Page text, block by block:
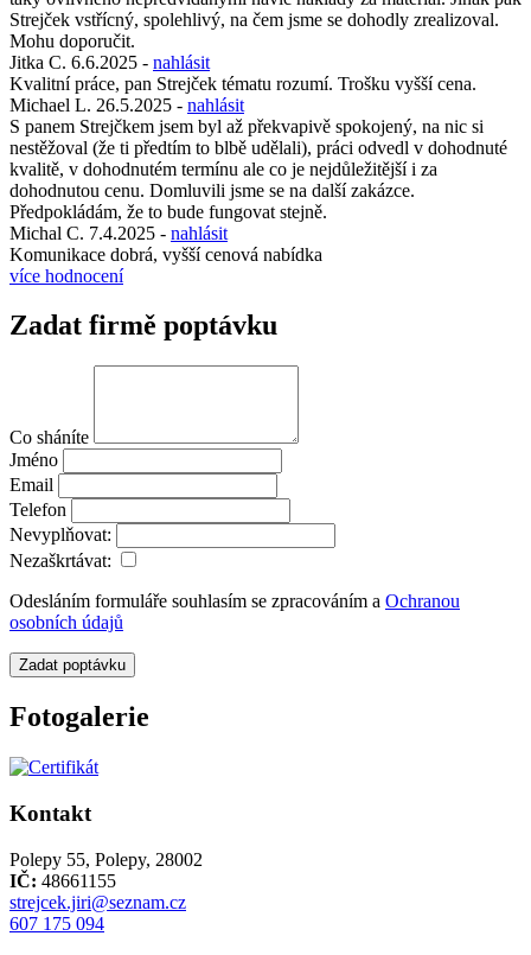
Strejček vstřícný, spolehlivý, na čem jsme se dohodly zrealizoval.
Mohu doporučit.
Jitka C. 6.6.2025 - nahlásit
Kvalitní práce, pan Strejček tématu rozumí. Trošku vyšší cena.
Michael L. 26.5.2025 - nahlásit
S panem Strejčkem jsem byl až překvapivě spokojený, na nic si
nestěžoval (že ti předtím to blbě udělali), práci odvedl v dohodnuté
kvalitě, v dohodnutém termínu ale co je nejdůležitější i za
dohodnutou cenu. Domluvili jsme se na další zakázce.
Předpokládám, že to bude fungovat stejně.
Michal C. 7.4.2025 - nahlásit
Komunikace dobrá, vyšší cenová nabídka
více hodnocení
Zadat firmě poptávku
Co sháníte
Jméno
Email
Telefon
Nevyplňovat:
Nezaškrtávat:
Odesláním formuláře souhlasím se zpracováním a Ochranou
osobních údajů
Zadat poptávku
Fotogalerie
Kontakt
Polepy 55, Polepy, 28002
IČ: 48661155
strejcek.jiri@seznam.cz
607 175 094